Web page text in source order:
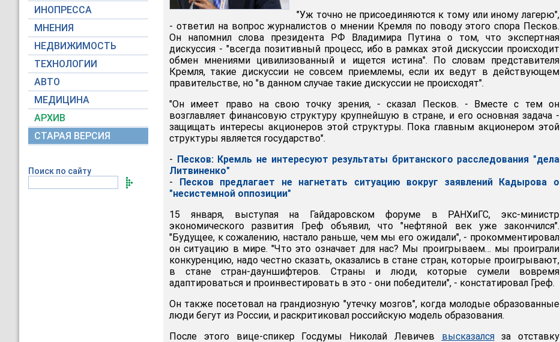
ИНОПРЕССА
МНЕНИЯ
НЕДВИЖИМОСТЬ
ТЕХНОЛОГИИ
АВТО
МЕДИЦИНА
АРХИВ
СТАРАЯ ВЕРСИЯ
Поиск по сайту
"Уж точно не присоединяются к тому или иному лагерю",
- ответил на вопрос журналистов о мнении Кремля по поводу этого спора Песков.
Он напомнил слова президента РФ Владимира Путина о том, что экспертная
дискуссия - "всегда позитивный процесс, ибо в рамках этой дискуссии происходит
обмен мнениями цивилизованный и ищется истина". По словам представителя
Кремля, такие дискуссии не совсем приемлемы, если их ведут в действующем
правительстве, но "в данном случае такие дискуссии не происходят".
"Он имеет право на свою точку зрения, - сказал Песков. - Вместе с тем он
возглавляет финансовую структуру крупнейшую в стране, и его основная задача -
защищать интересы акционеров этой структуры. Пока главным акционером этой
структуры является государство".
- Песков: Кремль не интересуют результаты британского расследования "дела
Литвиненко"
- Песков предлагает не нагнетать ситуацию вокруг заявлений Кадырова о
"несистемной оппозиции"
15 января, выступая на Гайдаровском форуме в РАНХиГС, экс-министр
экономического развития Греф объявил, что "нефтяной век уже закончился".
"Будущее, к сожалению, настало раньше, чем мы его ожидали", - прокомментировал
он ситуацию в мире. "Что это означает для нас? Мы проигрываем… мы проиграли
конкуренцию, надо честно сказать, оказались в стане стран, которые проигрывают,
в стане стран-дауншифтеров. Страны и люди, которые сумели вовремя
адаптироваться и проинвестировать в это - они победители", - констатировал Греф.
Он также посетовал на грандиозную "утечку мозгов", когда молодые образованные
люди бегут из России, и раскритиковал российскую модель образования.
После этого вице-спикер Госдумы Николай Левичев высказалсяза отставку